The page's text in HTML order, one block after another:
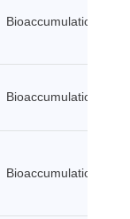
Bioaccumulation BCF
Bioaccumulation BCF
Bioaccumulation BCF